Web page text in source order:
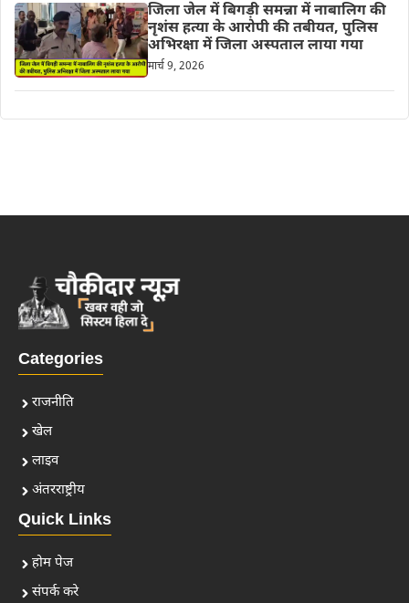
जिला जेल में बिगड़ी समन्ना में नाबालिग की
नृशंस हत्या के आरोपी की तबीयत, पुलिस
अभिरक्षा में जिला अस्पताल लाया गया
मार्च 9, 2026
Categories
राजनीति
खेल
लाइव
अंतरराष्ट्रीय
Quick Links
होम पेज
संपर्क करे